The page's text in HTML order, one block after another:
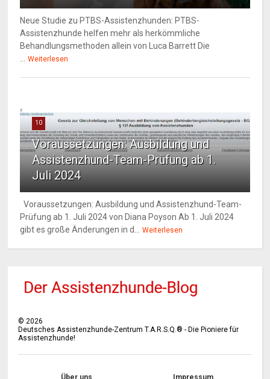
Neue Studie zu PTBS-Assistenzhunden: PTBS-
Assistenzhunde helfen mehr als herkömmliche
Behandlungsmethoden allein von Luca Barrett Die
... Weiterlesen
10
Voraussetzungen: Ausbildung und
Assistenzhund-Team-Prüfung ab 1.
Juli 2024
Voraussetzungen: Ausbildung und Assistenzhund-Team-
Prüfung ab 1. Juli 2024 von Diana Poyson Ab 1. Juli 2024
gibt es große Änderungen in d... Weiterlesen
©2026
Deutsches Assistenzhunde-Zentrum T.A.R.S.Q.® - Die Pioniere für
Assistenzhunde!